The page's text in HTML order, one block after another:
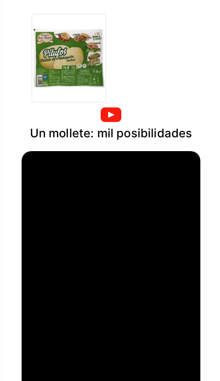
Un mollete: mil posibilidades